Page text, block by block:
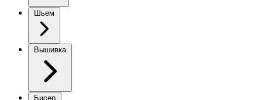
Шьем
Вышивка
Бисер